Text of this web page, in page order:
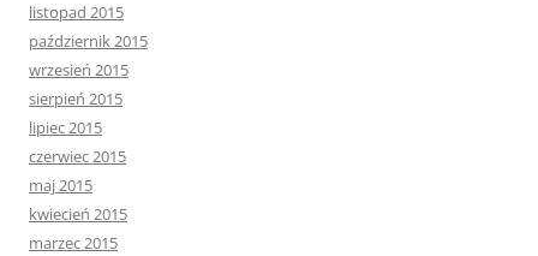
listopad 2015
październik 2015
wrzesień 2015
sierpień 2015
lipiec 2015
czerwiec 2015
maj 2015
kwiecień 2015
marzec 2015